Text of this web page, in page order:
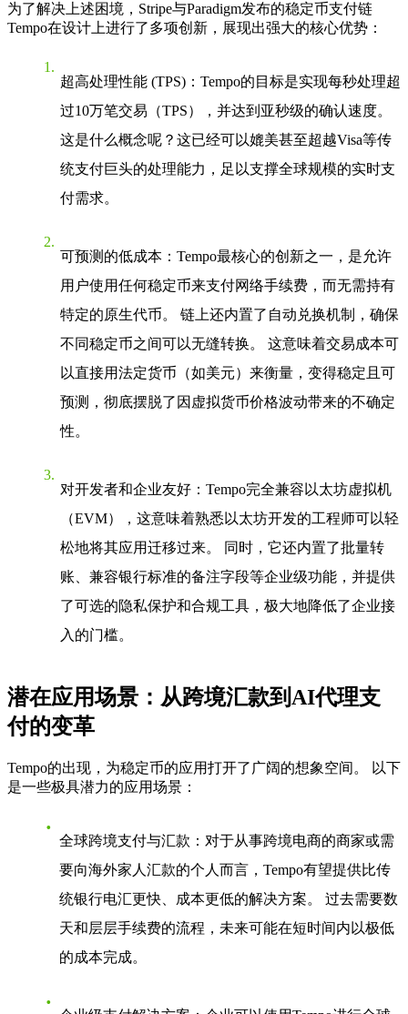
为了解决上述困境，Stripe与Paradigm发布的稳定币支付链
Tempo在设计上进行了多项创新，展现出强大的核心优势：
超高处理性能 (TPS) ：Tempo的目标是实现每秒处理超
过10万笔交易（TPS），并达到亚秒级的确认速度。
这是什么概念呢？这已经可以媲美甚至超越Visa等传
统支付巨头的处理能力，足以支撑全球规模的实时支
付需求。
可预测的低成本 ：Tempo最核心的创新之一，是允许
用户使用任何稳定币来支付网络手续费，而无需持有
特定的原生代币。 链上还内置了自动兑换机制，确保
不同稳定币之间可以无缝转换。 这意味着交易成本可
以直接用法定货币（如美元）来衡量，变得稳定且可
预测，彻底摆脱了因虚拟货币价格波动带来的不确定
性。
对开发者和企业友好 ：Tempo完全兼容以太坊虚拟机
（EVM），这意味着熟悉以太坊开发的工程师可以轻
松地将其应用迁移过来。 同时，它还内置了批量转
账、兼容银行标准的备注字段等企业级功能，并提供
了可选的隐私保护和合规工具，极大地降低了企业接
入的门槛。
潜在应用场景：从跨境汇款到AI代理支
付的变革
Tempo的出现，为稳定币的应用打开了广阔的想象空间。 以下
是一些极具潜力的应用场景：
全球跨境支付与汇款 ：对于从事跨境电商的商家或需
要向海外家人汇款的个人而言，Tempo有望提供比传
统银行电汇更快、成本更低的解决方案。 过去需要数
天和层层手续费的流程，未来可能在短时间内以极低
的成本完成。